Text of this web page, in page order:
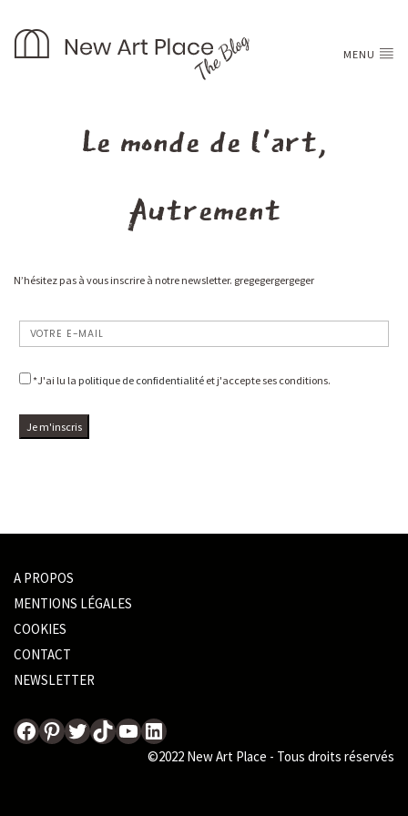
MENU
Le monde de l'art,
Autrement
N’hésitez pas à vous inscrire à notre newsletter. gregegergergeger
*J'ai lu la politique de confidentialité et j'accepte ses conditions.
A PROPOS
MENTIONS LÉGALES
COOKIES
CONTACT
NEWSLETTER
fffPinterest
Twitter
TikTok
YouTube
LinkedIn
©2022 New Art Place - Tous droits réservés